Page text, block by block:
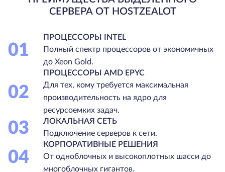
СЕРВЕРА ОТ HOSTZEALOT
01
ПРОЦЕССОРЫ INTEL
Полный спектр процессоров от экономичных
до Xeon Gold.
02
ПРОЦЕССОРЫ AMD EPYC
Для тех, кому требуется максимальная
производительность на ядро для
ресурсоемких задач.
03
ЛОКАЛЬНАЯ СЕТЬ
Подключение серверов к сети.
04
КОРПОРАТИВНЫЕ РЕШЕНИЯ
От одноблочных и высокоплотных шасси до
многоблочных гигантов.